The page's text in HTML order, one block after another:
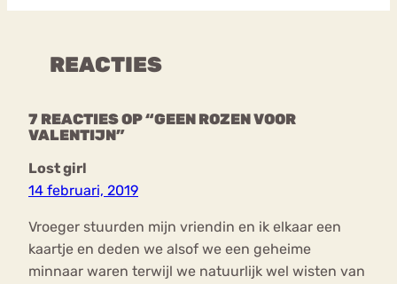
REACTIES
7 REACTIES OP “GEEN ROZEN VOOR
VALENTIJN”
Lost girl
14 februari, 2019
Vroeger stuurden mijn vriendin en ik elkaar een
kaartje en deden we alsof we een geheime
minnaar waren terwijl we natuurlijk wel wisten van